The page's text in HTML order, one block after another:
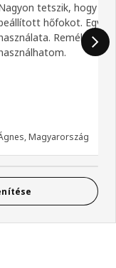
tetszik, hogy
hőfokot.
Remélem
Magyarország